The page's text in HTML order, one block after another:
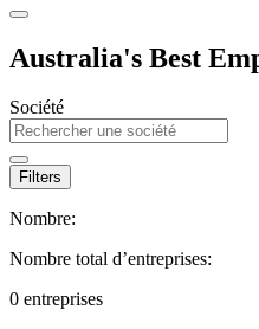
Australia's Best
Société
Filters
Nombre:
Nombre total d’entreprises:
0 entreprises